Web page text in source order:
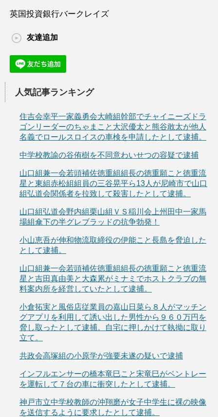
英国投資銀行バークレイズ
友達追加
人気記事ランキング
住吉会幸平一家義勇会大崎組幹部でチャイニーズドラ
ゴンリーダーのちゃまこと大沢優太と熊谷敢太が他人
名義でロールスロイスの車検を申請したとして逮捕。
中学校教諭の谷侑樹を不同意わいせつの容疑で逮捕
山口組兼一会若頭補佐徳重組組長の徳重願こと徳重流
星と東組赤松組組員の三谷晃平ら13人が尼崎市で山口
組弘道会関係者を拉致して殺害したとして逮捕。
山口組弘道会野内組栗山組ＶＳ稲川会上州田中一家馬
場組傘下の半グレブラッドの抗争勃発！
小山恵吾が伸和物流取締役の伊能こと長島を脅迫した
として逮捕。
山口組兼一会若頭補佐徳重組組長の徳重願こと徳重流
星と吉田真由美と大森累がミナミでホストクラブの無
料案内所を経営していたとして逮捕。
小倉拓実と風俗店従業員の嘉山日菜ら８人がマッチン
グアプリを利用して誘い出した男性から９６０万円を
脅し取ったとして逮捕。自宅に押しかけて執拗に取り
立て。
共政会高塚組の小原学が強要未遂の疑いで逮捕
インフルエンサーの橋本竜巳こと宋竜巳がベントレー
を運転して７台の車に衝突したとして逮捕。
神戸市立中学校教師の沖翔磨が女子中学生に裸の映像
を送信するように要求したとして逮捕。